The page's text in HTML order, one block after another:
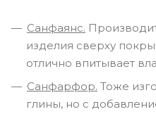
Санфаянс.
изделия сверху
отлично впитывает
Санфарфор. Тоже
глины, но с